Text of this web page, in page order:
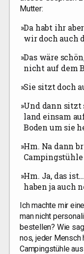
Mutter:
»Da habt ihr
wir doch auch
»Das wäre
nicht auf dem
»Sie sitzt doch
»Und dann sitzt
land ein­sam
Boden um sie
»Hm. Na dann
»Hm. Ja, das
haben ja auch
Ich mach­te mir
man nicht
bestel­len? Wie
nos, jeder Mensch
Cam­ping­stüh­le